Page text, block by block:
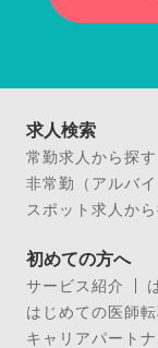
求人検索
常勤求人から探す
非常勤（アルバ
スポット求人か
初めての方へ
サービス紹介
はじめての医師
キャリアパート